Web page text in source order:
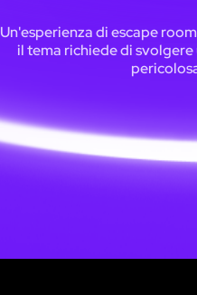
Un'esperienza di escape
il tema richiede di